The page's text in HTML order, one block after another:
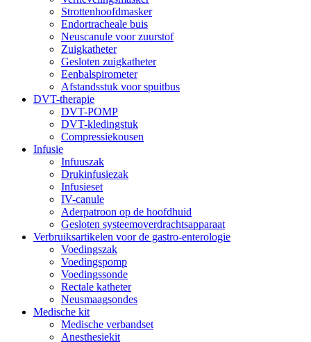
Strottenhoofdmasker
Endortracheale buis
Neuscanule voor zuurstof
Zuigkatheter
Gesloten zuigkatheter
Eenbalspirometer
Afstandsstuk voor spuitbus
DVT-therapie
DVT-POMP
DVT-kledingstuk
Compressiekousen
Infusie
Infuuszak
Drukinfusiezak
Infusieset
IV-canule
Aderpatroon op de hoofdhuid
Gesloten systeemoverdrachtsapparaat
Verbruiksartikelen voor de gastro-enterologie
Voedingszak
Voedingspomp
Voedingssonde
Rectale katheter
Neusmaagsondes
Medische kit
Medische verbandset
Anesthesiekit